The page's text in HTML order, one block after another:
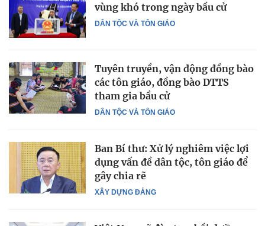
DÂN TỘC VÀ TÔN GIÁO
vùng khó trong ngày bầu cử
DÂN TỘC VÀ TÔN GIÁO
Tuyên truyền, vận động đồng bào
các tôn giáo, đồng bào DTTS
tham gia bầu cử
XÂY DỰNG ĐẢNG
Ban Bí thư: Xử lý nghiêm việc lợi
dụng vấn đề dân tộc, tôn giáo để
gây chia rẽ